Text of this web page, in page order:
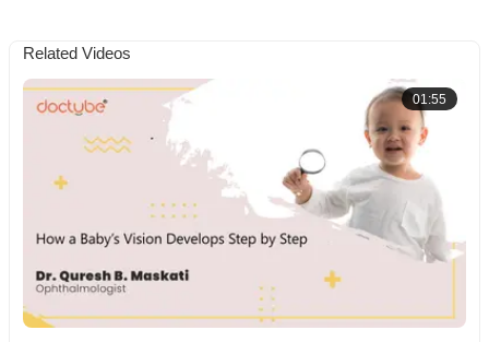
Related Videos
01:55